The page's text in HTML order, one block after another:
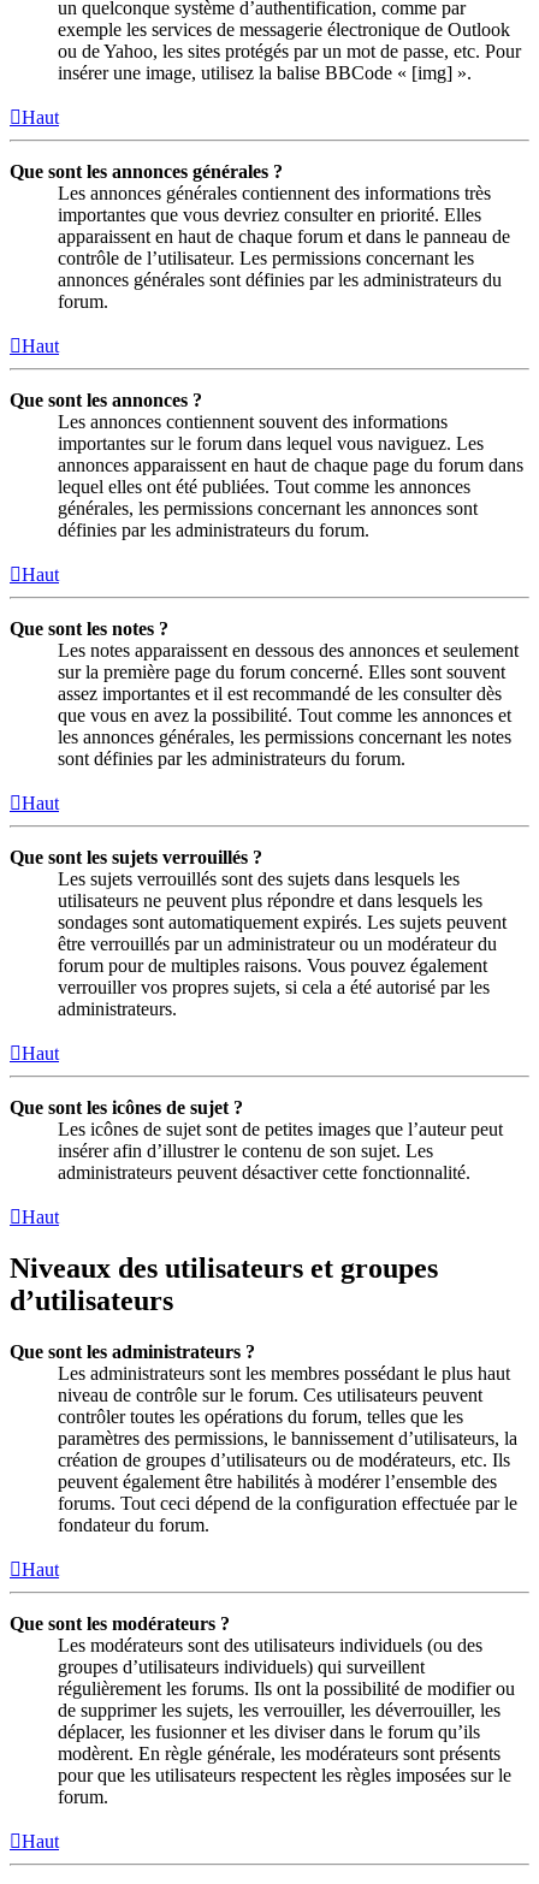
un quelconque système d’authentification, comme par
exemple les services de messagerie électronique de Outlook
ou de Yahoo, les sites protégés par un mot de passe, etc. Pour
insérer une image, utilisez la balise BBCode « [img] ».
Haut
Que sont les annonces générales ?
Les annonces générales contiennent des informations très
importantes que vous devriez consulter en priorité. Elles
apparaissent en haut de chaque forum et dans le panneau de
contrôle de l’utilisateur. Les permissions concernant les
annonces générales sont définies par les administrateurs du
forum.
Haut
Que sont les annonces ?
Les annonces contiennent souvent des informations
importantes sur le forum dans lequel vous naviguez. Les
annonces apparaissent en haut de chaque page du forum dans
lequel elles ont été publiées. Tout comme les annonces
générales, les permissions concernant les annonces sont
définies par les administrateurs du forum.
Haut
Que sont les notes ?
Les notes apparaissent en dessous des annonces et seulement
sur la première page du forum concerné. Elles sont souvent
assez importantes et il est recommandé de les consulter dès
que vous en avez la possibilité. Tout comme les annonces et
les annonces générales, les permissions concernant les notes
sont définies par les administrateurs du forum.
Haut
Que sont les sujets verrouillés ?
Les sujets verrouillés sont des sujets dans lesquels les
utilisateurs ne peuvent plus répondre et dans lesquels les
sondages sont automatiquement expirés. Les sujets peuvent
être verrouillés par un administrateur ou un modérateur du
forum pour de multiples raisons. Vous pouvez également
verrouiller vos propres sujets, si cela a été autorisé par les
administrateurs.
Haut
Que sont les icônes de sujet ?
Les icônes de sujet sont de petites images que l’auteur peut
insérer afin d’illustrer le contenu de son sujet. Les
administrateurs peuvent désactiver cette fonctionnalité.
Haut
Niveaux des utilisateurs et groupes
d’utilisateurs
Que sont les administrateurs ?
Les administrateurs sont les membres possédant le plus haut
niveau de contrôle sur le forum. Ces utilisateurs peuvent
contrôler toutes les opérations du forum, telles que les
paramètres des permissions, le bannissement d’utilisateurs, la
création de groupes d’utilisateurs ou de modérateurs, etc. Ils
peuvent également être habilités à modérer l’ensemble des
forums. Tout ceci dépend de la configuration effectuée par le
fondateur du forum.
Haut
Que sont les modérateurs ?
Les modérateurs sont des utilisateurs individuels (ou des
groupes d’utilisateurs individuels) qui surveillent
régulièrement les forums. Ils ont la possibilité de modifier ou
de supprimer les sujets, les verrouiller, les déverrouiller, les
déplacer, les fusionner et les diviser dans le forum qu’ils
modèrent. En règle générale, les modérateurs sont présents
pour que les utilisateurs respectent les règles imposées sur le
forum.
Haut